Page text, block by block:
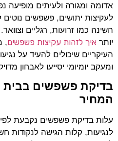
אדומה ומגורה ולעיתים מופיעה
לעקיצות יתושים, פשפשים נוטים
השינה כמו זרועות, רגליים
יותר איך לזהות עקיצות פשפשים,
העיקריים שיכולים להעיד על
ומעקב יומיומי יסייעו לאבחון
בדיקת פשפשים בבית
המחיר
עלות בדיקת פשפשים נקבעת
לנגיעות, קלות הגישה לנקודות